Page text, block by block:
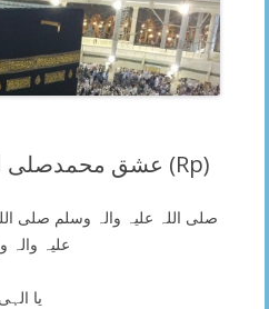
عشق محمدصلی اللہ علیہ والہ وسلم (Rp)
صلی اللہ علیہ والہ وسلم صلی
علیہ والہ
یا الہی